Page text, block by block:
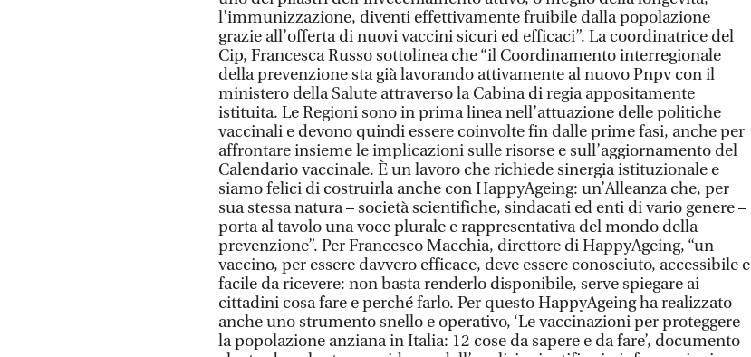
l’immunizzazione, diventi effettivamente fruibile dalla popolazione
grazie all’offerta di nuovi vaccini sicuri ed efficaci”. La coordinatrice del
Cip, Francesca Russo sottolinea che “il Coordinamento interregionale
della prevenzione sta già lavorando attivamente al nuovo Pnpv con il
ministero della Salute attraverso la Cabina di regia appositamente
istituita. Le Regioni sono in prima linea nell’attuazione delle politiche
vaccinali e devono quindi essere coinvolte fin dalle prime fasi, anche per
affrontare insieme le implicazioni sulle risorse e sull’aggiornamento del
Calendario vaccinale. È un lavoro che richiede sinergia istituzionale e
siamo felici di costruirla anche con HappyAgeing: un’Alleanza che, per
sua stessa natura – società scientifiche, sindacati ed enti di vario genere –
porta al tavolo una voce plurale e rappresentativa del mondo della
prevenzione”. Per Francesco Macchia, direttore di HappyAgeing, “un
vaccino, per essere davvero efficace, deve essere conosciuto, accessibile e
facile da ricevere: non basta renderlo disponibile, serve spiegare ai
cittadini cosa fare e perché farlo. Per questo HappyAgeing ha realizzato
anche uno strumento snello e operativo, ‘Le vaccinazioni per proteggere
la popolazione anziana in Italia: 12 cose da sapere e da fare’, documento